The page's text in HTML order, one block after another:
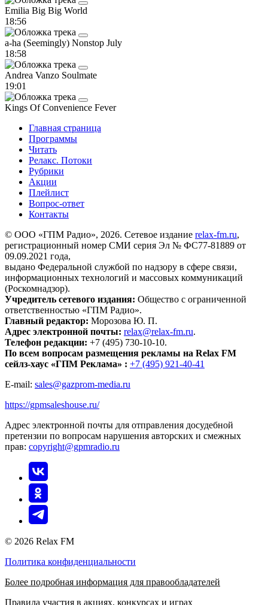
Emilia Big Big World
18:56
a-ha (Seemingly) Nonstop July
18:58
Andrea Vanzo Soulmate
19:01
Kings Of Convenience Fever
Главная страница
Программы
Читать
Релакс. Потоки
Рубрики
Акции
Плейлист
Вопрос-ответ
Контакты
© ООО «ГПМ Радио», 2026. Сетевое издание relax-fm.ru,
регистрационный номер СМИ серия Эл № ФС77-81889 от
09.09.2021 года,
выдано Федеральной службой по надзору в сфере связи,
информационных технологий и массовых коммуникаций
(Роскомнадзор).
Учредитель сетевого издания: Общество с ограниченной
ответственностью «ГПМ Радио».
Главный редактор: Морозова Ю. П.
Адрес электронной почты: relax@relax-fm.ru.
Телефон редакции: +7 (495) 730-10-10.
По всем вопросам размещения рекламы на Relax FM
сейлз-хаус «ГПМ Реклама» : +7 (495) 921-40-41
E-mail: sales@gazprom-media.ru
https://gpmsaleshouse.ru/
Адрес электронной почты для отправления досудебной
претензии по вопросам нарушения авторских и смежных
прав: copyright@gpmradio.ru
© 2026 Relax FM
Политика конфиденциальности
Более подробная информация для правообладателей
Правила участия в акциях, конкурсах и играх